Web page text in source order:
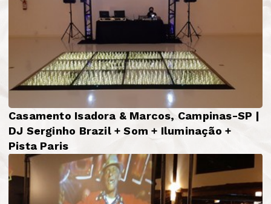
Casamento Isadora & Marcos, Campinas-SP |
DJ Serginho Brazil + Som + Iluminação +
Pista Paris